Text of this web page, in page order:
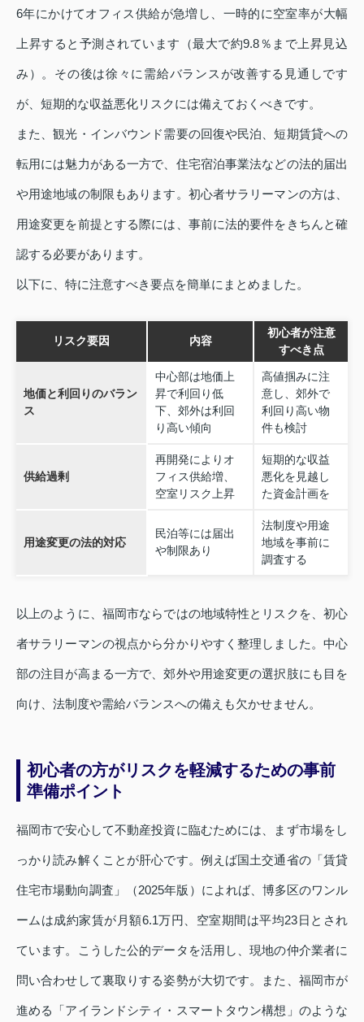
6年にかけてオフィス供給が急増し、一時的に空室率が大幅
上昇すると予測されています（最大で約9.8％まで上昇見込
み）。その後は徐々に需給バランスが改善する見通しです
が、短期的な収益悪化リスクには備えておくべきです。
また、観光・インバウンド需要の回復や民泊、短期賃貸への
転用には魅力がある一方で、住宅宿泊事業法などの法的届出
や用途地域の制限もあります。初心者サラリーマンの方は、
用途変更を前提とする際には、事前に法的要件をきちんと確
認する必要があります。
以下に、特に注意すべき要点を簡単にまとめました。
リスク要因 内容
初心者が注意
すべき点
地価と利回りのバラン
ス
中心部は地価上
昇で利回り低
下、郊外は利回
り高い傾向
高値掴みに注
意し、郊外で
利回り高い物
件も検討
供給過剰
再開発によりオ
フィス供給増、
空室リスク上昇
短期的な収益
悪化を見越し
た資金計画を
用途変更の法的対応
民泊等には届出
や制限あり
法制度や用途
地域を事前に
調査する
以上のように、福岡市ならではの地域特性とリスクを、初心
者サラリーマンの視点から分かりやすく整理しました。中心
部の注目が高まる一方で、郊外や用途変更の選択肢にも目を
向け、法制度や需給バランスへの備えも欠かせません。
初心者の方がリスクを軽減するための事前
準備ポイント
福岡市で安心して不動産投資に臨むためには、まず市場をし
っかり読み解くことが肝心です。例えば国土交通省の「賃貸
住宅市場動向調査」（2025年版）によれば、博多区のワンル
ームは成約家賃が月額6.1万円、空室期間は平均23日とされ
ています。こうした公的データを活用し、現地の仲介業者に
問い合わせして裏取りする姿勢が大切です。また、福岡市が
進める「アイランドシティ・スマートタウン構想」のような